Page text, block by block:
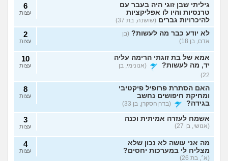
גיליתי שבן זוגי היה בעבר עם
טרנסיות והיו לו אפליקציות
להיכרויות גברים (שושנה, בת 37)
6
עצות
לא יודע כבר מה לעשות? (בן
אדם, בן 18)
2
עצות
אמא של בת זוגתי הרימה עליה
יד, מה לעשות?
(אנונימי, בן
22)
10
עצות
האם הסתרת פרופיל פיקטיבי
ומחיקת חיפושים נחשב
בגידה?
(בדרןהסקרן, בן 33)
8
עצות
אשמח לעזרה אמיתית וכנה
(אנושי, בן 27)
3
עצות
מה אני עושה לא נכון שלא
מצליח לי במערכות יחסים?
(א׳, בת 26)
4
עצות